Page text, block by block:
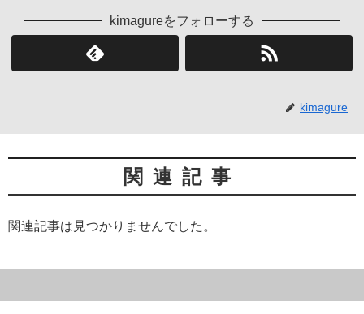
kimagureをフォローする
kimagure
関連記事
関連記事は見つかりませんでした。